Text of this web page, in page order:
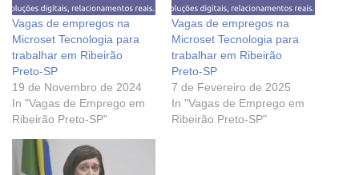
Vagas de empregos na
Microset Tecnologia para
trabalhar em Ribeirão
Preto-SP
19 de Novembro de 2024
In "Vagas de Emprego em
Ribeirão Preto-SP"
Vagas de empregos na
Microset Tecnologia para
trabalhar em Ribeirão
Preto-SP
7 de Fevereiro de 2025
In "Vagas de Emprego em
Ribeirão Preto-SP"